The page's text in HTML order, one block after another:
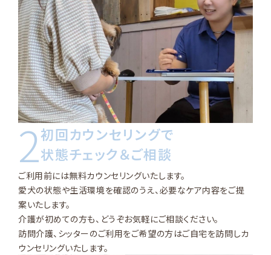
2初回カウンセリングで
状態チェック＆ご相談
ご利用前には無料カウンセリングいたします。
愛犬の状態や生活環境を確認のうえ、必要なケア内容をご提
案いたします。
介護が初めての方も、どうぞお気軽にご相談ください。
訪問介護、シッターのご利用をご希望の方はご自宅を訪問しカ
ウンセリングいたします。